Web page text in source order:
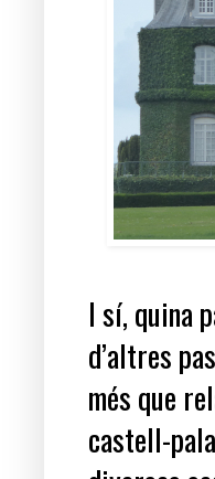
I sí, quina
d’altres
més que
castell-